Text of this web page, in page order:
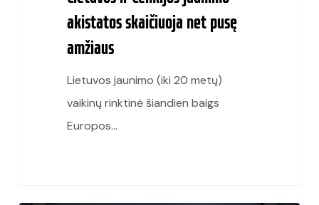
akistatos skaičiuoja net pusę
amžiaus
Lietuvos jaunimo (iki 20 metų)
vaikinų rinktinė šiandien baigs
Europos…